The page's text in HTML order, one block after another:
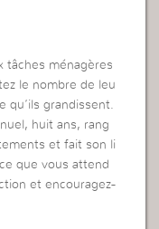
tâches ménagères
le nombre de leu
qu’ils grandissent.
huit ans, rang
et fait son li
que vous attend
et encouragez-